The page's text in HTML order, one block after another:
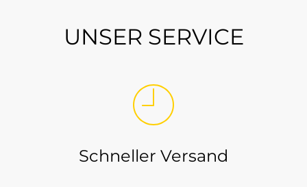
UNSER SERVICE
Schneller Versand